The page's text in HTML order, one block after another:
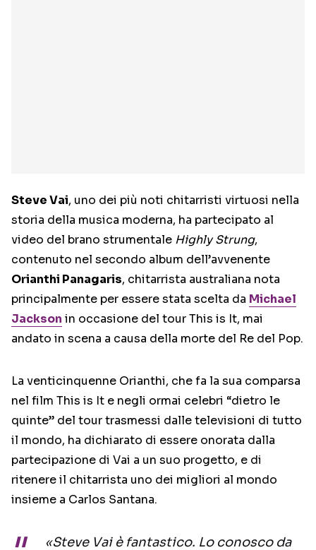
Steve Vai, uno dei più noti chitarristi virtuosi nella
storia della musica moderna, ha partecipato al
video del brano strumentale Highly Strung,
contenuto nel secondo album dell’avvenente
Orianthi Panagaris, chitarrista australiana nota
principalmente per essere stata scelta da Michael
Jackson in occasione del tour This is It, mai
andato in scena a causa della morte del Re del Pop.
La venticinquenne Orianthi, che fa la sua comparsa
nel film This is It e negli ormai celebri “dietro le
quinte” del tour trasmessi dalle televisioni di tutto
il mondo, ha dichiarato di essere onorata dalla
partecipazione di Vai a un suo progetto, e di
ritenere il chitarrista uno dei migliori al mondo
insieme a Carlos Santana.
«Steve Vai è fantastico. Lo conosco da